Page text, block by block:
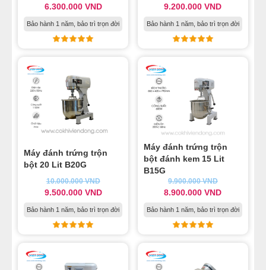
6.300.000 VND
Bảo hành 1 năm, bảo trì trọn đời
9.200.000VND
Bảo hành 1 năm, bảo trì trọn đời
Máy đánh trứng trộn
bột 20 Lit B20G
10.000.000VND
9.500.000 VND
Bảo hành 1 năm, bảo trì trọn đời
Máy đánh trứng trộn
bột đánh kem 15 Lit
B15G
9.900.000VND
8.900.000VND
Bảo hành 1 năm, bảo trì trọn đời